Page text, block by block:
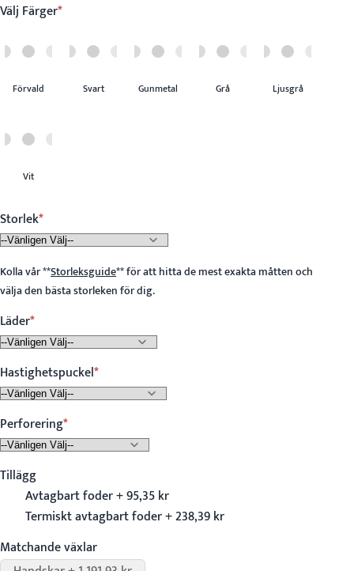
Välj Färger
Förvald Svart Gunmetal Grå Ljusgrå
Vit
Storlek
Kolla vår**Storleksguide**för att hitta de mest exakta måtten och
välja den bästa storleken för dig.
Läder
Hastighetspuckel
Perforering
Tillägg
Avtagbart foder + 95,35 kr
Termiskt avtagbart foder + 238,39 kr
Matchande växlar